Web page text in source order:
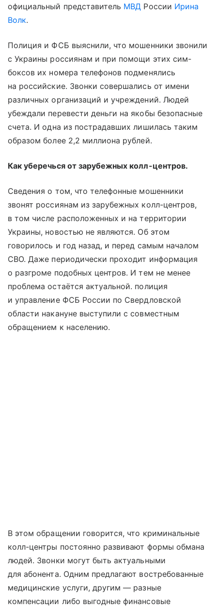
официальный представитель МВД России Ирина
Волк.
Полиция и ФСБ выяснили, что мошенники звонили
с Украины россиянам и при помощи этих сим-
боксов их номера телефонов подменялись
на российские. Звонки совершались от имени
различных организаций и учреждений. Людей
убеждали перевести деньги на якобы безопасные
счета. И одна из пострадавших лишилась таким
образом более 2,2 миллиона рублей.
Как уберечься от зарубежных колл-центров.
Сведения о том, что телефонные мошенники
звонят россиянам из зарубежных колл-центров,
в том числе расположенных и на территории
Украины, новостью не являются. Об этом
говорилось и год назад, и перед самым началом
СВО. Даже периодически проходит информация
о разгроме подобных центров. И тем не менее
проблема остаётся актуальной. полиция
и управление ФСБ России по Свердловской
области накануне выступили с совместным
обращением к населению.
В этом обращении говорится, что криминальные
колл-центры постоянно развивают формы обмана
людей. Звонки могут быть актуальными
для абонента. Одним предлагают востребованные
медицинские услуги, другим — разные
компенсации либо выгодные финансовые